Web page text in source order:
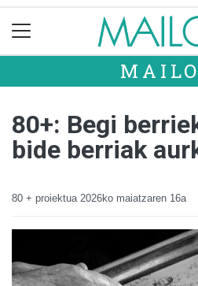
80+: Begi
bide berriak
80 + proiektua 2026ko maiatzaren 16a